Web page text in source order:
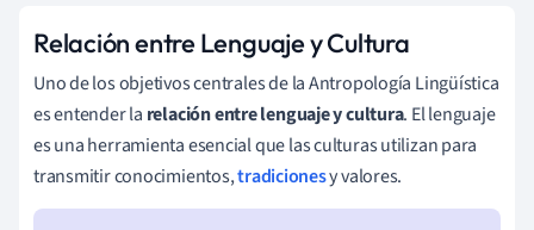
Relación entre Lenguaje y Cultura
Uno de los objetivos centrales de la Antropología Lingüística
es entender la relación entre lenguaje y cultura. El lenguaje
es una herramienta esencial que las culturas utilizan para
transmitir conocimientos,tradicionesy valores.